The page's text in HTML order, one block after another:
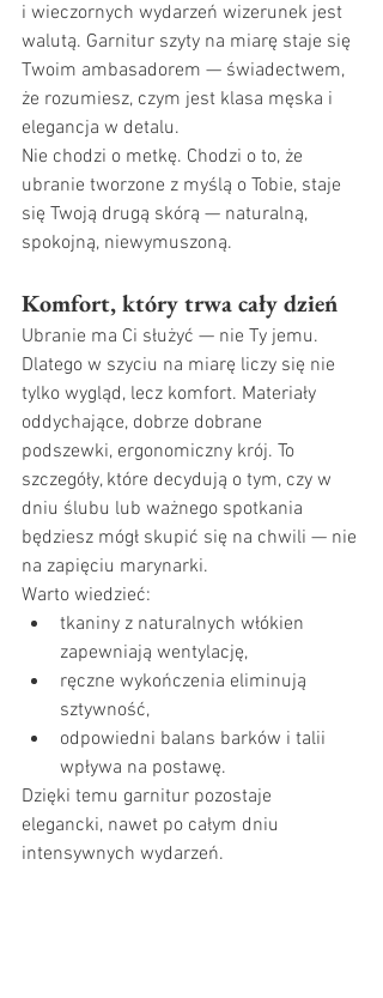
i wieczornych wydarzeń wizerunek jest
walutą. Garnitur szyty na miarę staje się
Twoim ambasadorem — świadectwem,
że rozumiesz, czym jest klasa męska i
elegancja w detalu.
Nie chodzi o metkę. Chodzi o to, że
ubranie tworzone z myślą o Tobie, staje
się Twoją drugą skórą — naturalną,
spokojną, niewymuszoną.
Komfort, który trwa cały dzień
Ubranie ma Ci służyć — nie Ty jemu.
Dlatego w szyciu na miarę liczy się nie
tylko wygląd, lecz komfort. Materiały
oddychające, dobrze dobrane
podszewki, ergonomiczny krój. To
szczegóły, które decydują o tym, czy w
dniu ślubu lub ważnego spotkania
będziesz mógł skupić się na chwili — nie
na zapięciu marynarki.
Warto wiedzieć:
tkaniny z naturalnych włókien
zapewniają wentylację,
ręczne wykończenia eliminują
sztywność,
odpowiedni balans barków i talii
wpływa na postawę.
Dzięki temu garnitur pozostaje
elegancki, nawet po całym dniu
intensywnych wydarzeń.